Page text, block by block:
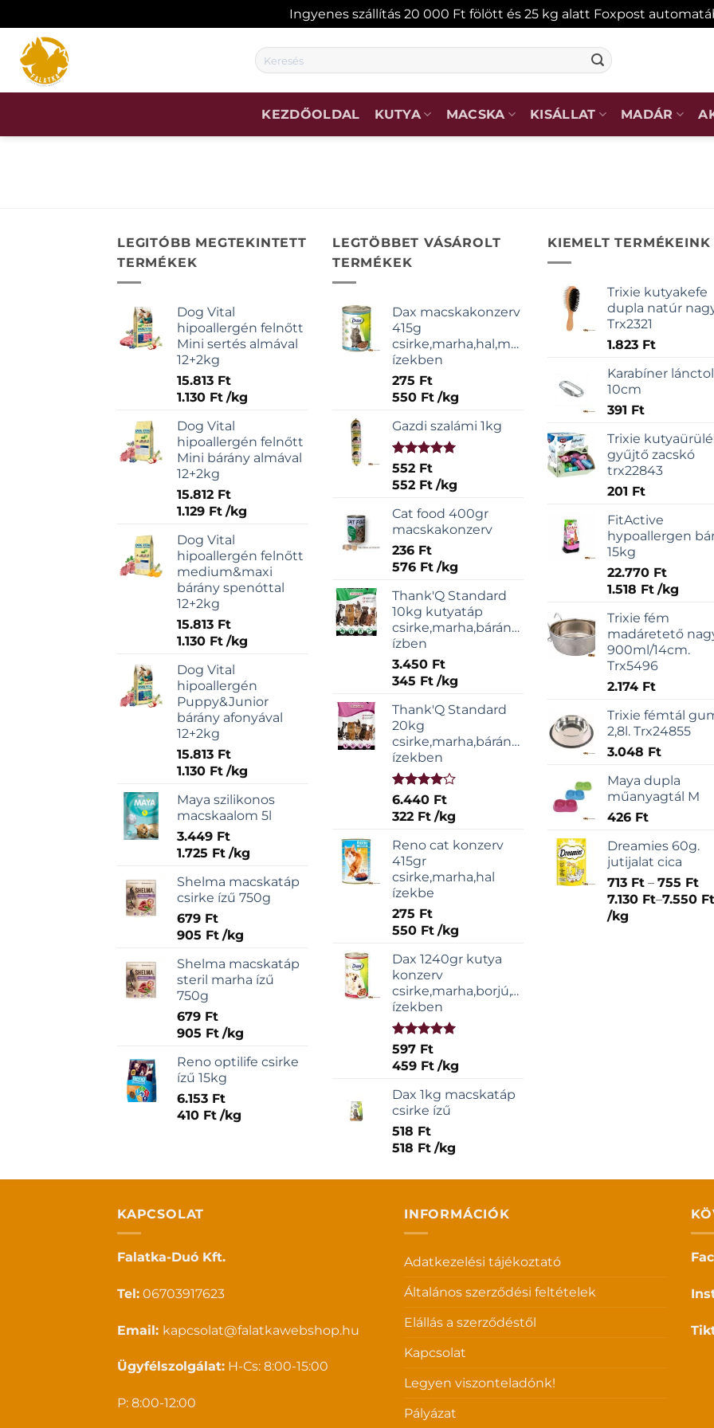
Ingyenes szállítás 20 000 Ft fölött és 25 kg alatt Foxpost
content
Keresés
a
KEZDŐOLDAL KUTYA MACSKA KISÁLLAT MADÁR
LEGITÓBB MEGTEKINTETT
TERMÉKEK
Dog Vital
hipoallergén felnőtt
Mini sertés almával
12+2kg
15.813 Ft
1.130 Ft /kg
Dog Vital
hipoallergén felnőtt
Mini bárány almával
12+2kg
15.812 Ft
1.129 Ft /kg
Dog Vital
hipoallergén felnőtt
medium&maxi
bárány spenóttal
12+2kg
15.813 Ft
1.130 Ft /kg
Dog Vital
hipoallergén
Puppy&Junior
bárány afonyával
12+2kg
15.813 Ft
1.130 Ft /kg
Maya szilikonos
macskaalom 5l
3.449 Ft
1.725 Ft /kg
Shelma macskatáp
csirke ízű 750g
679 Ft
905 Ft /kg
Shelma macskatáp
steril marha ízű
750g
679 Ft
905 Ft /kg
Reno optilife csirke
ízű 15kg
6.153 Ft
410 Ft /kg
LEGTÖBBET VÁSÁROLT
TERMÉKEK
Dax macskakonzerv
415g
csirke,marha,hal,májas
ízekben
275 Ft
550 Ft /kg
Gazdi szalámi 1kg
Értékelés:
5.00/ 5
552 Ft
552 Ft /kg
Cat food 400gr
macskakonzerv
236 Ft
576 Ft /kg
Thank'Q Standard
10kg kutyatáp
csirke,marha,bárány,sonka
ízben
3.450 Ft
345 Ft /kg
Thank'Q Standard
20kg
csirke,marha,bárány,sonka
ízekben
Értékelés:
4.00 / 5
6.440 Ft
322 Ft /kg
Reno cat konzerv
415gr
csirke,marha,hal
ízekbe
275 Ft
550 Ft /kg
Dax 1240gr kutya
konzerv
csirke,marha,borjú,vadas
ízekben
Értékelés:
5.00/ 5
597 Ft
459 Ft /kg
Dax 1kg macskatáp
csirke ízű
518 Ft
518 Ft /kg
KIEMELT TERMÉKEINK
Trixie kutyakefe
dupla natúr
Trx2321
1.823 Ft
Karabíner
10cm
391 Ft
Trixie
gyűjtő zacskó
trx22843
201 Ft
FitActive
hypoallergen
15kg
22.770 Ft
1.518 Ft /kg
Trixie fém
madáretető
900ml/14cm.
Trx5496
2.174 Ft
Trixie fémtál
2,8l. Trx24855
3.048 Ft
Maya dupla
műanyagtál M
426 Ft
Dreamies 60g.
jutijalat cica
713 Ft – 755 Ft
7.130 Ft–7.550 Ft
/kg
KAPCSOLAT
Falatka-Duó Kft.
Tel: 06703917623
Email: kapcsolat@falatkawebshop.hu
Ügyfélszolgálat: H-Cs: 8:00-15:00
P: 8:00-12:00
INFORMÁCIÓK
Adatkezelési tájékoztató
Általános szerződési feltételek
Elállás a szerződéstől
Kapcsolat
Legyen viszonteladónk!
Pályázat